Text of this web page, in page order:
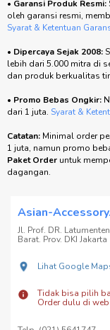
• Garansi Produk Resmi:
oleh garansi resmi,
Syarat & Ketentuan
• Dipercaya Sejak 2008:
lebih dari 5.000 mitra di
dan produk berkualitas
• Promo Bebas Ongkir:
dari 1 juta. Syarat &
Catatan: Minimal order
1 juta, namun promo
Paket Order untuk
dagangan.
Asian-
Jl. Prof. DR.
Barat. Prov. DKI Jakarta
Lihat Google
Tidak bisa pilih
Order dulu di